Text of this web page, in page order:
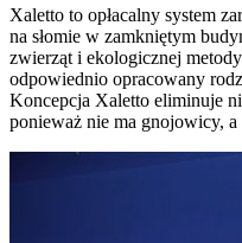
Xaletto to opłacalny system
na słomie w zamkniętym
zwierząt i ekologicznej
odpowiednio opracowany
Koncepcja Xaletto eliminuje
ponieważ nie ma gnojowicy,